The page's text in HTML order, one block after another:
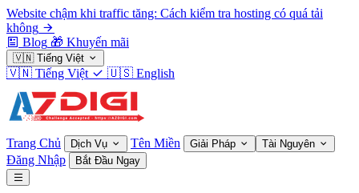
Website chậm khi traffic tăng: Cách kiểm tra hosting có quá tải
không
Blog 🎁 Khuyến mãi
🇻🇳 Tiếng Việt
🇻🇳 Tiếng Việt 🇺🇸 English
Trang Chủ Dịch Vụ Tên Miền Giải Pháp Tài Nguyên
Đăng Nhập Bắt Đầu Ngay